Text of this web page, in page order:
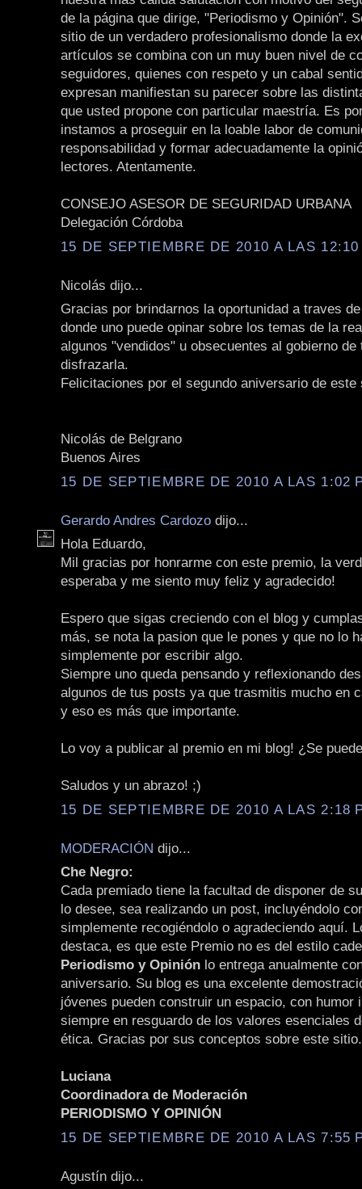
de la página que dirige, "Periodismo y Opinión".
sitio de un verdadero profesionalismo donde la
artículos se combina con un muy buen nivel de
seguidores, quienes con respeto y un cabal
expresan manifiestan su parecer sobre las
que usted propone con particular maestría. Es
instamos a proseguir en la loable labor de
responsabilidad y formar adecuadamente la
lectores. Atentamente.
CONSEJO ASESOR DE SEGURIDAD URBANA
Delegación Córdoba
15 DE SEPTIEMBRE DE 2010 A LAS 12:10
Nicolás dijo...
Gracias por brindarnos la oportunidad a traves
donde uno puede opinar sobre los temas de la
algunos "vendidos" u obsecuentes al gobierno de
disfrazarla.
Felicitaciones por el segundo aniversario de este
Nicolás de Belgrano
Buenos Aires
15 DE SEPTIEMBRE DE 2010 A LAS 1:02
Gerardo Andres Cardozo dijo...
Hola Eduardo,
Mil gracias por honrarme con este premio, la
esperaba y me siento muy feliz y agradecido!
Espero que sigas creciendo con el blog y
más, se nota la pasion que le pones y que no lo
simplemente por escribir algo.
Siempre uno queda pensando y reflexionando
algunos de tus posts ya que trasmitis mucho en
y eso es más que importante.
Lo voy a publicar al premio en mi blog! ¿Se
Saludos y un abrazo! ;)
15 DE SEPTIEMBRE DE 2010 A LAS 2:18
MODERACIÓN dijo...
Che Negro:
Cada premiado tiene la facultad de disponer de
lo desee, sea realizando un post, incluyéndolo
simplemente recogiéndolo o agradeciendo aquí.
destaca, es que este Premio no es del estilo
Periodismo y Opinión lo entrega anualmente
aniversario. Su blog es una excelente
jóvenes pueden construir un espacio, con humor
siempre en resguardo de los valores esenciales
ética. Gracias por sus conceptos sobre este sitio.
Luciana
Coordinadora de Moderación
PERIODISMO Y OPINIÓN
15 DE SEPTIEMBRE DE 2010 A LAS 7:55
Agustín dijo...